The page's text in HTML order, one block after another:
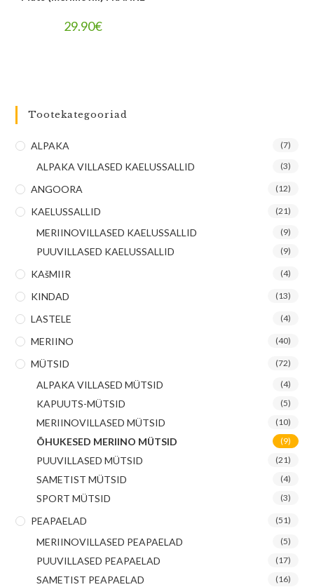
29.90€
Tootekategooriad
ALPAKA (7)
ALPAKA VILLASED KAELUSSALLID (3)
ANGOORA (12)
KAELUSSALLID (21)
MERIINOVILLASED KAELUSSALLID (9)
PUUVILLASED KAELUSSALLID (9)
KAšMIIR (4)
KINDAD (13)
LASTELE (4)
MERIINO (40)
MÜTSID (72)
ALPAKA VILLASED MÜTSID (4)
KAPUUTS-MÜTSID (5)
MERIINOVILLASED MÜTSID (10)
ÕHUKESED MERIINO MÜTSID (9)
PUUVILLASED MÜTSID (21)
SAMETIST MÜTSID (4)
SPORT MÜTSID (3)
PEAPAELAD (51)
MERIINOVILLASED PEAPAELAD (5)
PUUVILLASED PEAPAELAD (17)
SAMETIST PEAPAELAD (16)